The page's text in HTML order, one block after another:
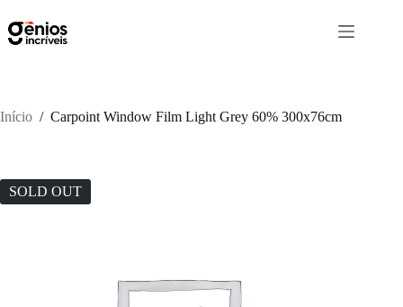
Início / Carpoint Window Film Light Grey 60% 300x76cm
SOLD OUT